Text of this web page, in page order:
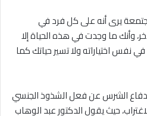
يرى أنه على كل فرد في
وأنك ما وجدت في هذه الحياة إلا
نفس اختياراته ولا تسير حياتك كما
الدفاع الشرس عن فعل الشذوذ الجنسي
حيث يقول الدكتور عبد الوهاب